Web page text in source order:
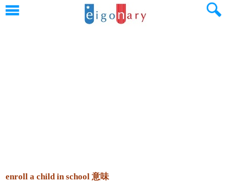
enroll a child in school 意味